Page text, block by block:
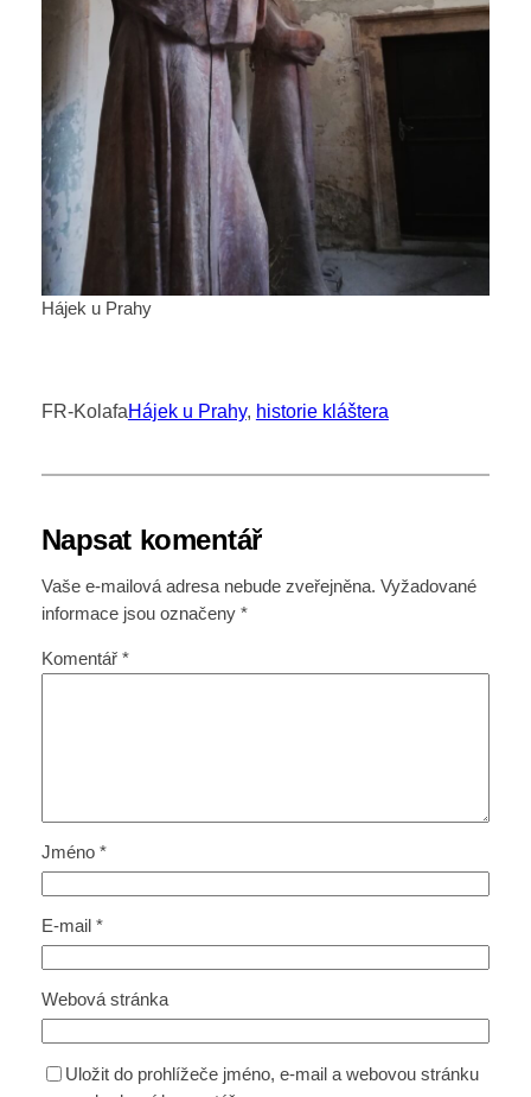
Hájek u Prahy
FR-KolafaHájek u Prahy, historie kláštera
Napsat komentář
Vaše e-mailová adresa nebude zveřejněna. Vyžadované
informace jsou označeny *
Komentář *
Jméno *
E-mail *
Webová stránka
Uložit do prohlížeče jméno, e-mail a webovou stránku